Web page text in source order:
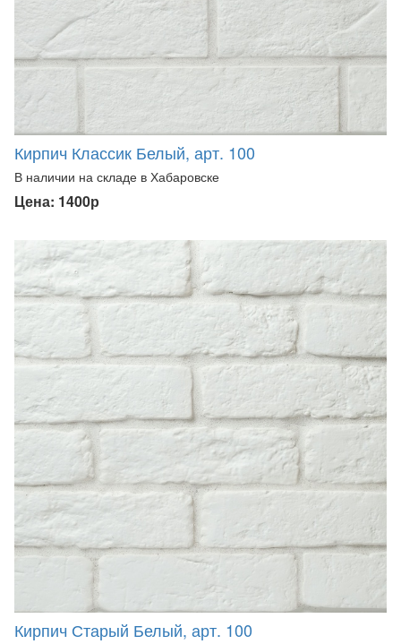
Кирпич Классик Белый, арт. 100
В наличии на складе в Хабаровске
Цена: 1400р
Кирпич Старый Белый, арт. 100